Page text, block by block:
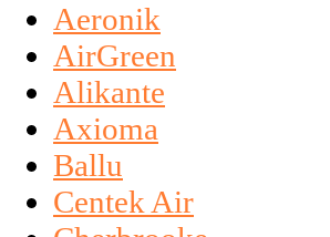
Aeronik
AirGreen
Alikante
Axioma
Ballu
Centek Air